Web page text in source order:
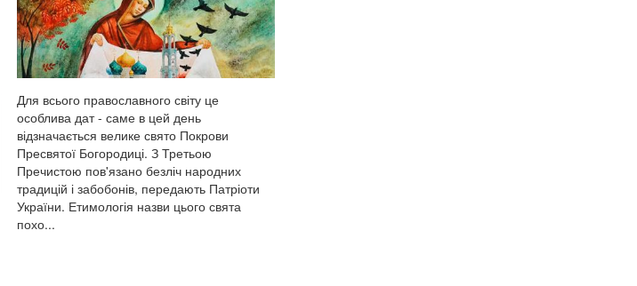
Для всього православного світу це
особлива дат - саме в цей день
відзначається велике свято Покрови
Пресвятої Богородиці. З Третьою
Пречистою пов'язано безліч народних
традицій і забобонів, передають Патріоти
України. Етимологія назви цього свята
похо...